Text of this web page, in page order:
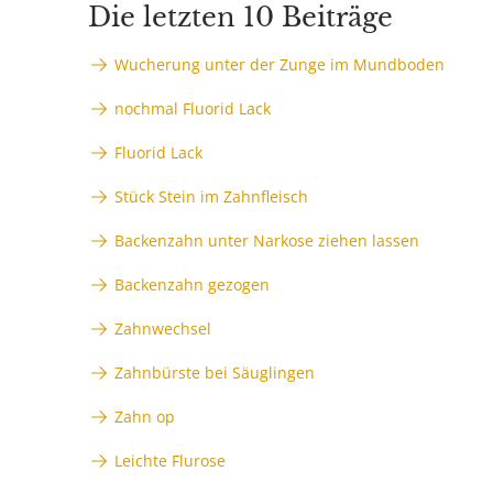
Die letzten 10 Beiträge
Wucherung unter der Zunge im Mundboden
nochmal Fluorid Lack
Fluorid Lack
Stück Stein im Zahnfleisch
Backenzahn unter Narkose ziehen lassen
Backenzahn gezogen
Zahnwechsel
Zahnbürste bei Säuglingen
Zahn op
Leichte Flurose